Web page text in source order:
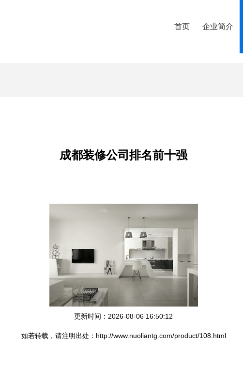
首页 企业简介
成都装修公司排名前十强
更新时间：2026-08-06 16:50:12
如若转载，请注明出处：http://www.nuoliantg.com/product/108.html